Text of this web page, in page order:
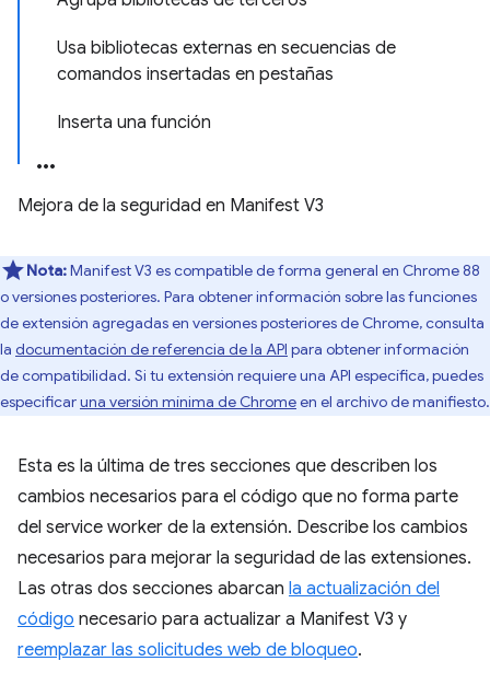
Usa bibliotecas externas en secuencias de
comandos insertadas en pestañas
Inserta una función
Mejora de la seguridad en Manifest V3
Nota:Manifest V3 es compatible de forma general en Chrome 88
o versiones posteriores. Para obtener información sobre las funciones
de extensión agregadas en versiones posteriores de Chrome, consulta
la documentación de referencia de la API para obtener información
de compatibilidad. Si tu extensión requiere una API específica, puedes
especificaruna versión mínima de Chromeen el archivo de manifiesto.
Esta es la última de tres secciones que describen los
cambios necesarios para el código que no forma parte
del service worker de la extensión. Describe los cambios
necesarios para mejorar la seguridad de las extensiones.
Las otras dos secciones abarcan la actualización del
código necesario para actualizar a Manifest V3 y
reemplazar las solicitudes web de bloqueo.